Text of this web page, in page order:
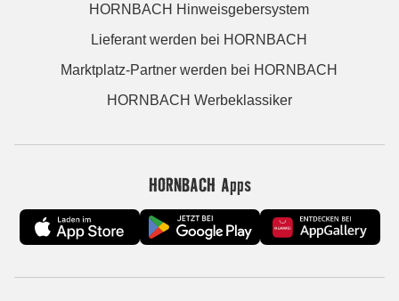
HORNBACH Hinweisgebersystem
Lieferant werden bei HORNBACH
Marktplatz-Partner werden bei HORNBACH
HORNBACH Werbeklassiker
HORNBACH Apps